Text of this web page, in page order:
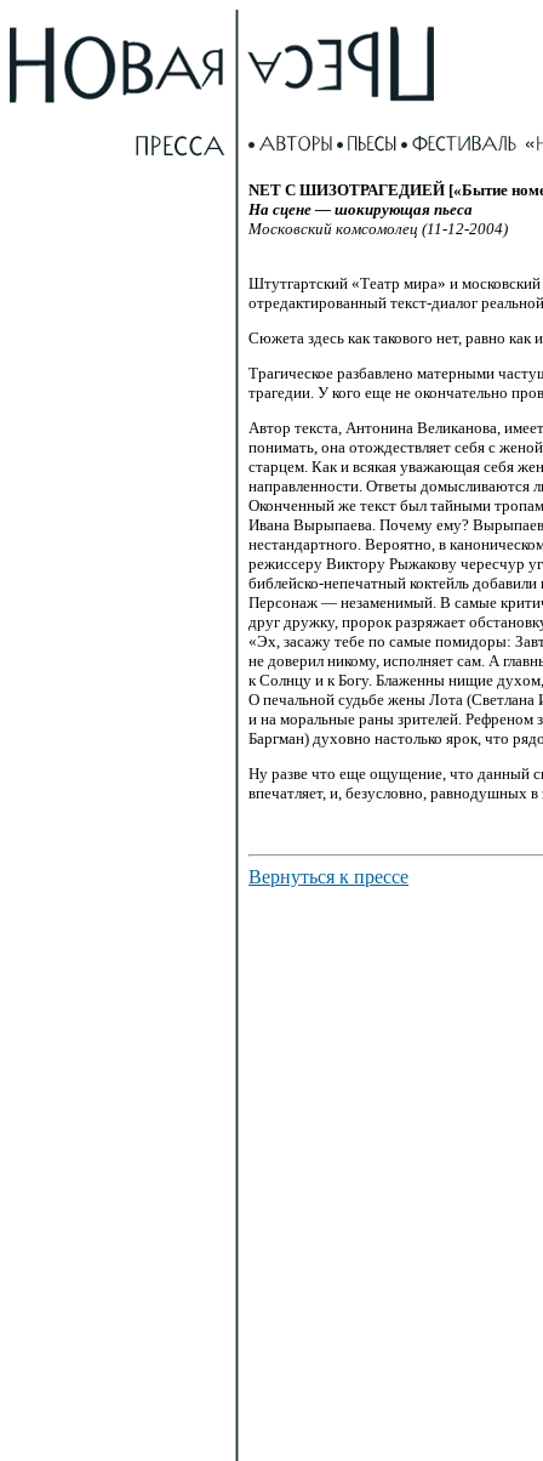
NET С ШИЗОТРАГЕДИЕЙ [«Бытие номер
На сцене — шокирующая пьеса
Московский комсомолец (11-12-2004)
Штутгартский «Театр мира» и
отредактированный текст-диалог
Сюжета здесь как такового нет, равно как
Трагическое разбавлено матерными
трагедии. У кого еще не окончательно
Aвтор текста, Антонина Великанова,
понимать, она отождествляет себя с
старцем. Как и всякая уважающая себя
направленности. Ответы домысливаются
Оконченный же текст был тайными
Ивана Вырыпаева. Почему ему? Вырыпаев
нестандартного. Вероятно, в
режиссеру Виктору Рыжакову чересчур
библейско-непечатный коктейль
Персонаж — незаменимый. В самые
друг дружку, пророк разряжает
«Эх, засажу тебе по самые помидоры:
не доверил никому, исполняет сам. А
к Солнцу и к Богу. Блаженны нищие
О печальной судьбе жены Лота
и на моральные раны зрителей. Рефреном
Баргман) духовно настолько ярок, что
Ну разве что еще ощущение, что данный
впечатляет, и, безусловно, равнодушных в
Вернуться к прессе